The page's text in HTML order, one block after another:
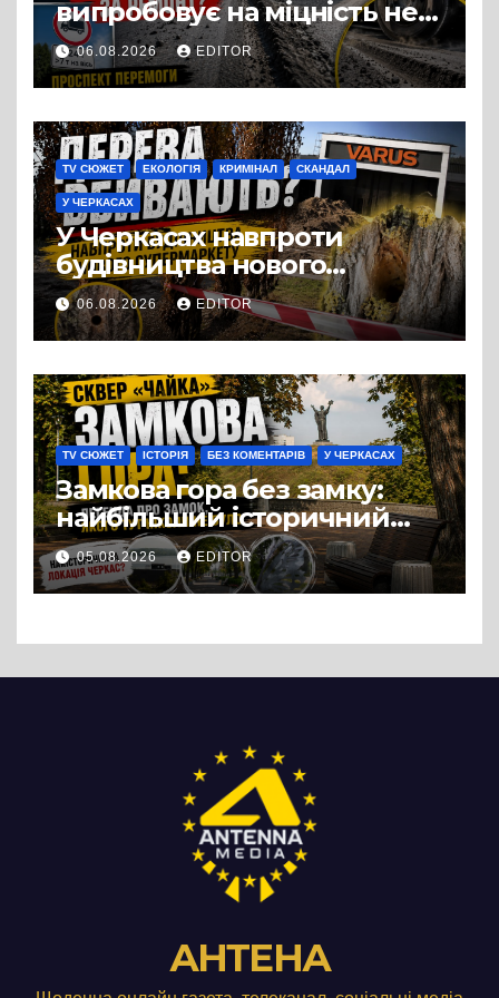
випробовує на міцність не
лише людей, а й дороги
Черкас
06.08.2026 EDITOR
TV СЮЖЕТ ЕКОЛОГІЯ КРИМІНАЛ СКАНДАЛ
У ЧЕРКАСАХ
У Черкасах навпроти
будівництва нового
супермаркету VARUS на
проспекті Перемоги всохли
дерева. І це навряд чи
можна назвати
випадковістю
06.08.2026 EDITOR
TV СЮЖЕТ ІСТОРІЯ БЕЗ КОМЕНТАРІВ У ЧЕРКАСАХ
Замкова гора без замку:
найбільший історичний
міф Черкас
05.08.2026 EDITOR
АНТЕНА